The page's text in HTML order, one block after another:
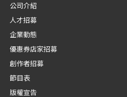
公司介紹
人才招募
企業動態
優惠券店家招募
創作者招募
節目表
版權宣告